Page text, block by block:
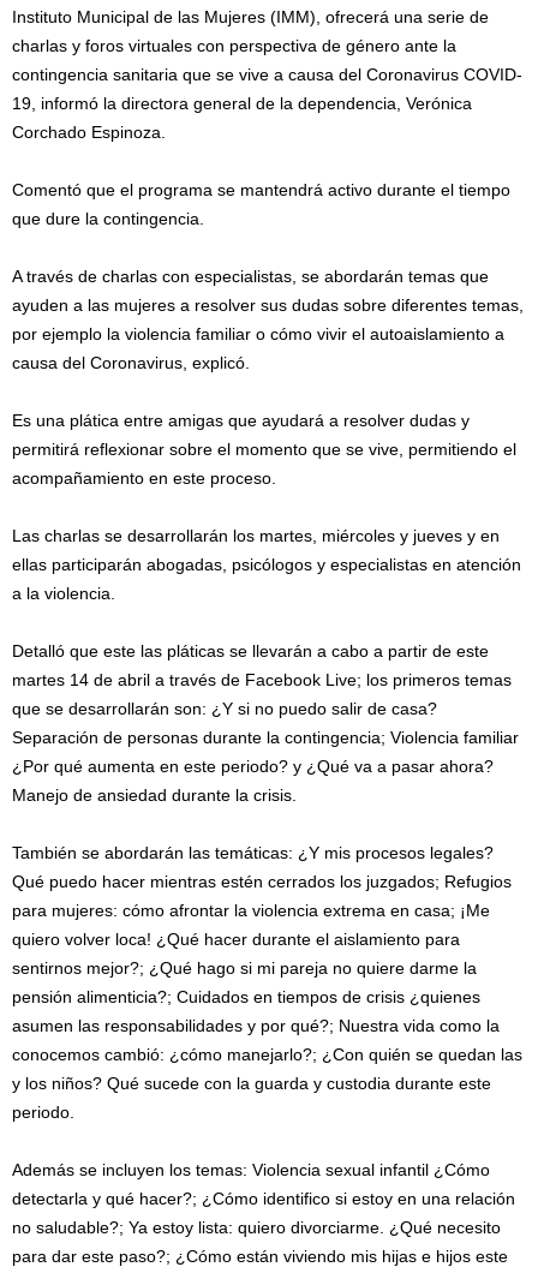
Instituto Municipal de las Mujeres (IMM), ofrecerá una serie de
charlas y foros virtuales con perspectiva de género ante la
contingencia sanitaria que se vive a causa del Coronavirus COVID-
19, informó la directora general de la dependencia, Verónica
Corchado Espinoza.
Comentó que el programa se mantendrá activo durante el tiempo
que dure la contingencia.
A través de charlas con especialistas, se abordarán temas que
ayuden a las mujeres a resolver sus dudas sobre diferentes temas,
por ejemplo la violencia familiar o cómo vivir el autoaislamiento a
causa del Coronavirus, explicó.
Es una plática entre amigas que ayudará a resolver dudas y
permitirá reflexionar sobre el momento que se vive, permitiendo el
acompañamiento en este proceso.
Las charlas se desarrollarán los martes, miércoles y jueves y en
ellas participarán abogadas, psicólogos y especialistas en atención
a la violencia.
Detalló que este las pláticas se llevarán a cabo a partir de este
martes 14 de abril a través de Facebook Live; los primeros temas
que se desarrollarán son: ¿Y si no puedo salir de casa?
Separación de personas durante la contingencia; Violencia familiar
¿Por qué aumenta en este periodo? y ¿Qué va a pasar ahora?
Manejo de ansiedad durante la crisis.
También se abordarán las temáticas: ¿Y mis procesos legales?
Qué puedo hacer mientras estén cerrados los juzgados; Refugios
para mujeres: cómo afrontar la violencia extrema en casa; ¡Me
quiero volver loca! ¿Qué hacer durante el aislamiento para
sentirnos mejor?; ¿Qué hago si mi pareja no quiere darme la
pensión alimenticia?; Cuidados en tiempos de crisis ¿quienes
asumen las responsabilidades y por qué?; Nuestra vida como la
conocemos cambió: ¿cómo manejarlo?; ¿Con quién se quedan las
y los niños? Qué sucede con la guarda y custodia durante este
periodo.
Además se incluyen los temas: Violencia sexual infantil ¿Cómo
detectarla y qué hacer?; ¿Cómo identifico si estoy en una relación
no saludable?; Ya estoy lista: quiero divorciarme. ¿Qué necesito
para dar este paso?; ¿Cómo están viviendo mis hijas e hijos este